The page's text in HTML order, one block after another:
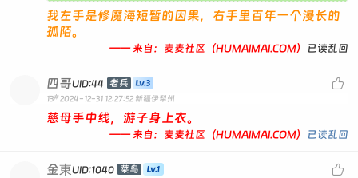
我左手是修魔海短暂的因果，右手里百年一个漫长的
孤陌。
—— 来自：麦麦社区（HUMAIMAI.COM） 已读乱回

四哥UID:44 老兵
13# 2024-12-31 12:27:52 新疆伊犁州
慈母手中线，游子身上衣。
—— 来自：麦麦社区（HUMAIMAI.COM） 已读乱回

金東UID:1040 菜鸟